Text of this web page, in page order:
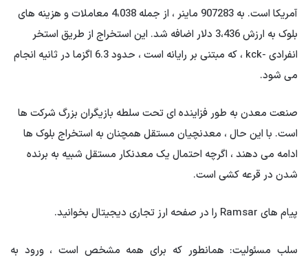
آمریکا است. به 907283 ماینر ، از جمله 4،038 معاملات و هزینه های
بلوک به ارزش 3،436 دلار اضافه شد. این استخراج از طریق استخر
انفرادی -kck ، که مبتنی بر رایانه است ، حدود 6.3 اگزما در ثانیه انجام
می شود.
صنعت معدن به طور فزاینده ای تحت سلطه بازیگران بزرگ شرکت ها
است. با این حال ، معدنچیان مستقل همچنان به استخراج بلوک ها
ادامه می دهند ، اگرچه احتمال یک معدنکار مستقل شبیه به برنده
شدن در قرعه کشی است.
پیام های Ramsar را در صفحه ارز تجاری دیجیتال بخوانید.
سلب مسئولیت: همانطور که برای همه مشخص است ، ورود به